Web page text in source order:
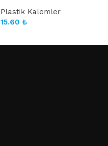
Plastik Kalemler
15.60 ₺